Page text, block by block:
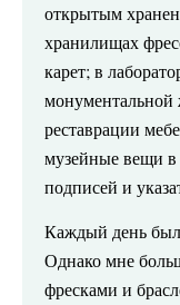
открытым
хранилищах
карет; в
монументальной
реставрации
музейные вещи
подписей и
Каждый день
Однако мне
фресками и